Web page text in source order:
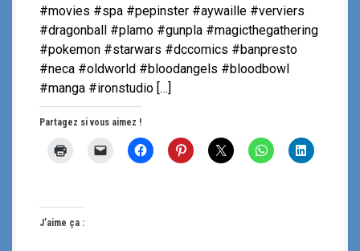
#movies #spa #pepinster #aywaille #verviers
#dragonball #plamo #gunpla #magicthegathering
#pokemon #starwars #dccomics #banpresto
#neca #oldworld #bloodangels #bloodbowl
#manga #ironstudio […]
Partagez si vous aimez !
J’aime ça :